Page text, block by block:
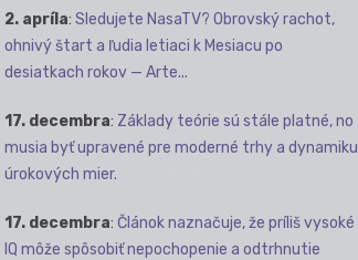
2. apríla: Sledujete NasaTV? Obrovský rachot,
ohnivý štart a ľudia letiaci k Mesiacu po
desiatkach rokov — Arte...
17. decembra: Základy teórie sú stále platné, no
musia byť upravené pre moderné trhy a dynamiku
úrokových mier.
17. decembra: Článok naznačuje, že príliš vysoké
IQ môže spôsobiť nepochopenie a odtrhnutie